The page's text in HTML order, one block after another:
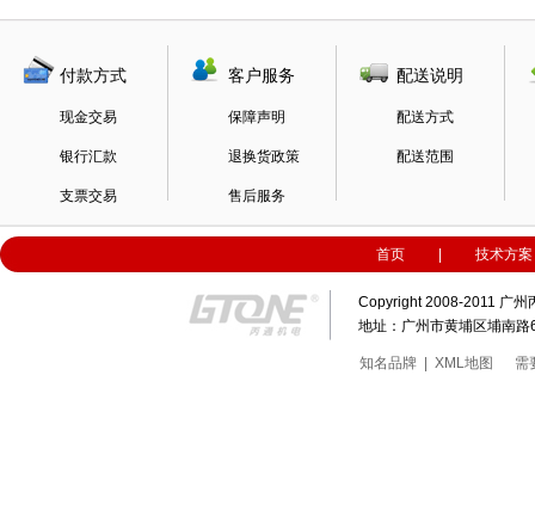
付款方式
现金交易
银行汇款
支票交易
客户服务
保障声明
退换货政策
售后服务
配送说明
配送方式
配送范围
首页 技术方案
Copyright 2008-2011 广州
地址：广州市黄埔区埔南
知名品牌 XML地图 需